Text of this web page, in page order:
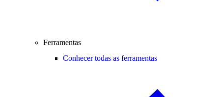
Ferramentas
Conhecer todas as ferramentas